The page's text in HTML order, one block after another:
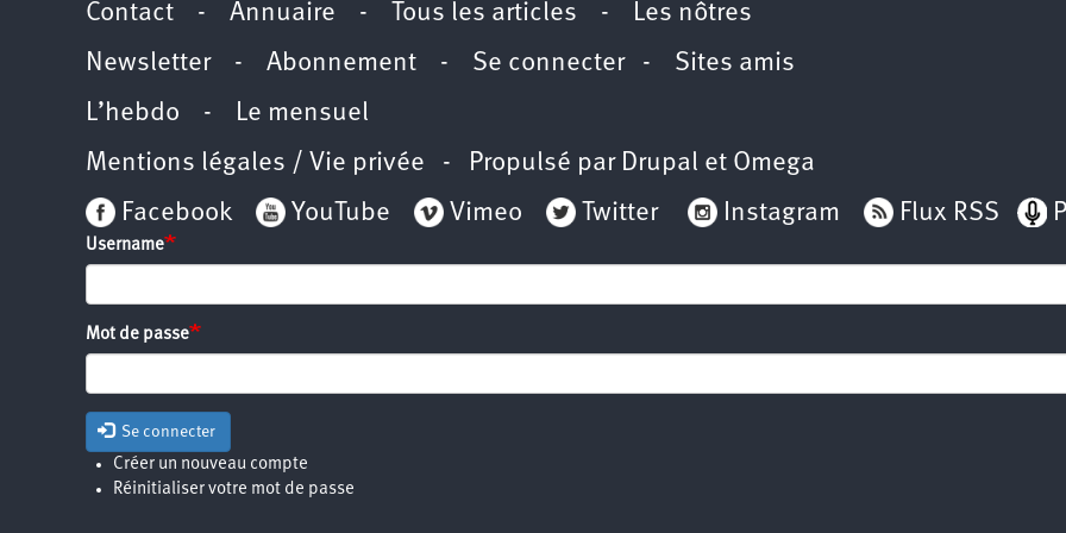
Contact - Annuaire - Tous les articles - Les nôtres
Newsletter- Abonnement - Se connecter- Sites amis
L’hebdo - Le mensuel
Mentions légales / Vie privée - Propulsé par Drupal et Omega
Facebook
YouTube Vimeo Twitter Instagram Flux RSS
Username
Mot de passe
Se connecter
Créer un nouveau compte
Réinitialiser votre mot de passe